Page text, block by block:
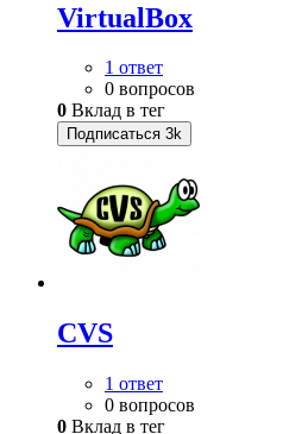
VirtualBox
1 ответ
0 вопросов
0 Вклад в тег
Подписаться 3k
CVS
1 ответ
0 вопросов
0 Вклад в тег